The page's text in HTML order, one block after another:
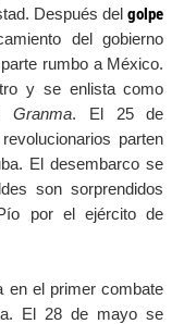
Después delgolpe
del gobierno
rumbo a México.
y se enlista como
Granma. El 25 de
parten
El desembarco se
son sorprendidos
por el ejército de
en el primer combate
El 28 de mayo se